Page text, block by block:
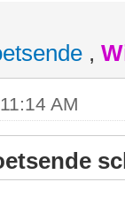
,
AM